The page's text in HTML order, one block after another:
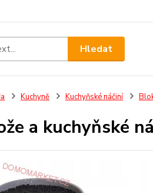
Hledat
Kuchyně Kuchyňské náčiní
a kuchyňské